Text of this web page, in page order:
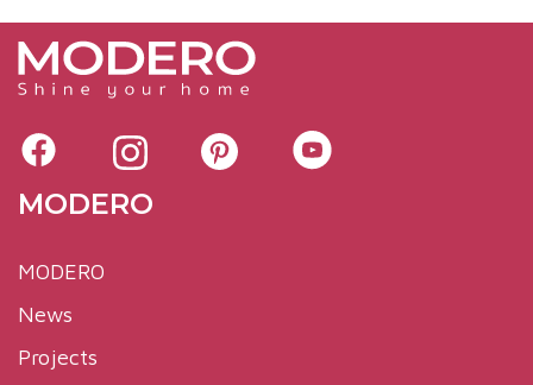
MODERO
MODERO
News
Projects